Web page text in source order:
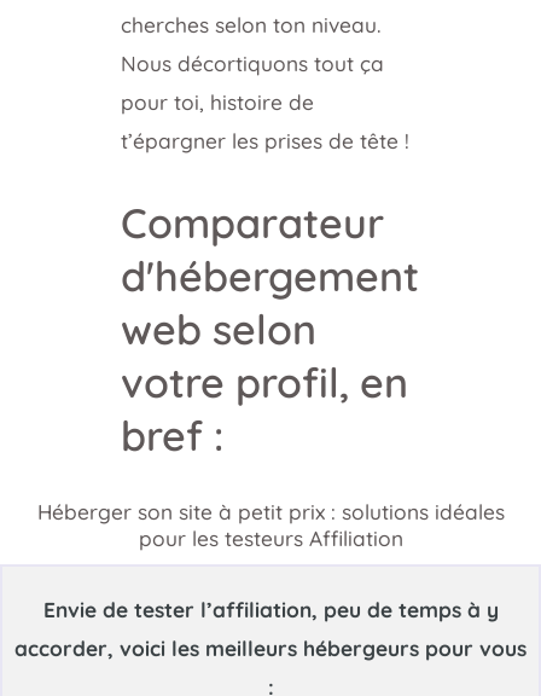
cherches selon ton niveau.
Nous décortiquons tout ça
pour toi, histoire de
t’épargner les prises de tête !
Comparateur
d'hébergement
web selon
votre profil, en
bref :
Héberger son site à petit prix : solutions idéales
pour les testeurs Affiliation
Envie de tester l’affiliation, peu de temps à y
accorder, voici les meilleurs hébergeurs pour vous
: